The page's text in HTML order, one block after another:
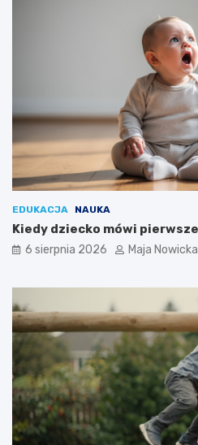
EDUKACJA NAUKA
Kiedy dziecko mówi
6 sierpnia 2026 Maja Nowicka